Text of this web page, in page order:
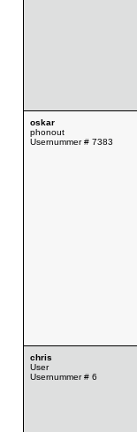
oskar
phonout
Usernummer # 7383
chris
User
Usernummer # 6